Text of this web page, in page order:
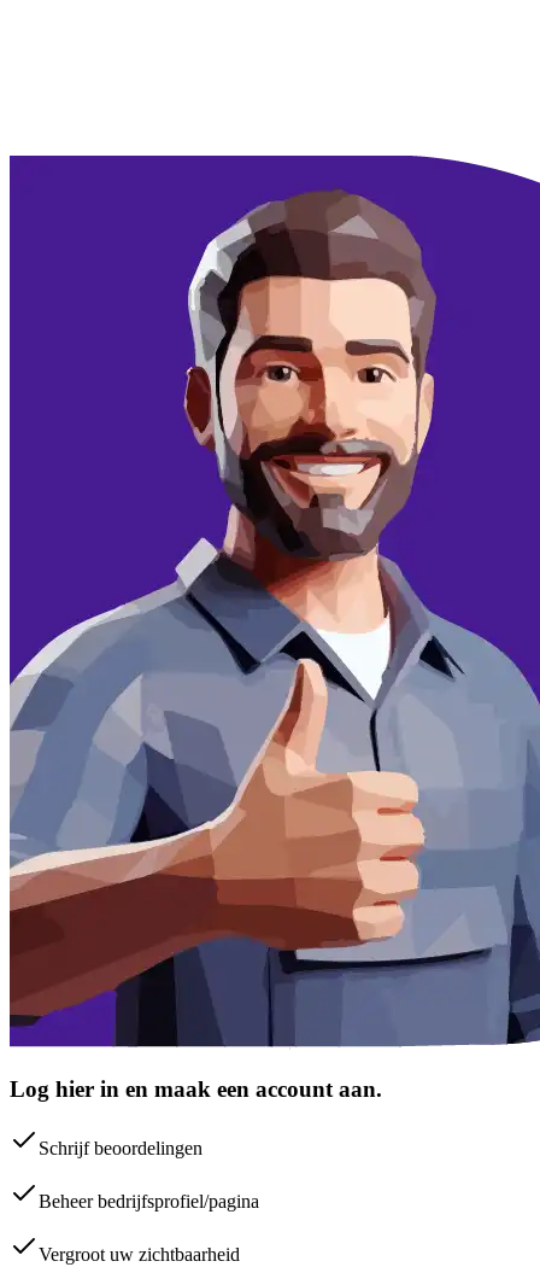
Log hier in en maak een account aan.
Schrijf beoordelingen
Beheer bedrijfsprofiel/pagina
Vergroot uw zichtbaarheid